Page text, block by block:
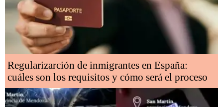
Regularizarción de inmigrantes en España:
cuáles son los requisitos y cómo será el proceso